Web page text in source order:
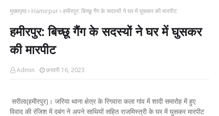
मुख्यपृष्ठ Hamirpur हमीरपुर: बिच्छू गैंग के सदस्यों ने घर में घुसकर की मारपीट
हमीरपुर: बिच्छू गैंग के सदस्यों ने घर में घुसकर
की मारपीट
Admin फ़रवरी 16, 2023
सरीला(हमीरपुर)। जरिया थाना क्षेत्र के रिगवारा कला गांव में शादी समारोह में हुए
विवाद की रंजिश में दबंग ने अपने साथियों सहित राजमिस्त्री के घर में घुसकर मारपीट